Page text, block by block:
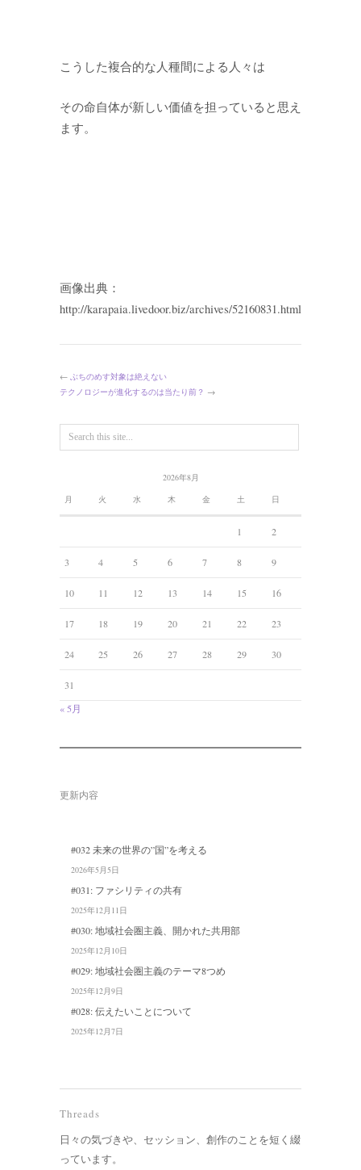
こうした複合的な人種間による人々は
その命自体が新しい価値を担っていると思え
ます。
画像出典：
http://karapaia.livedoor.biz/archives/52160831.html
← ぶちのめす対象は絶えない
テクノロジーが進化するのは当たり前？ →
2026年8月
月 火 水 木 金 土 日
1 2
3 4 5 6 7 8 9
10 11 12 13 14 15 16
17 18 19 20 21 22 23
24 25 26 27 28 29 30
31
« 5月
更新内容
#032 未来の世界の”国”を考える
2026年5月5日
#031: ファシリティの共有
2025年12月11日
#030: 地域社会圏主義、開かれた共用部
2025年12月10日
#029: 地域社会圏主義のテーマ8つめ
2025年12月9日
#028: 伝えたいことについて
2025年12月7日
Threads
日々の気づきや、セッション、創作のことを短く綴
っています。